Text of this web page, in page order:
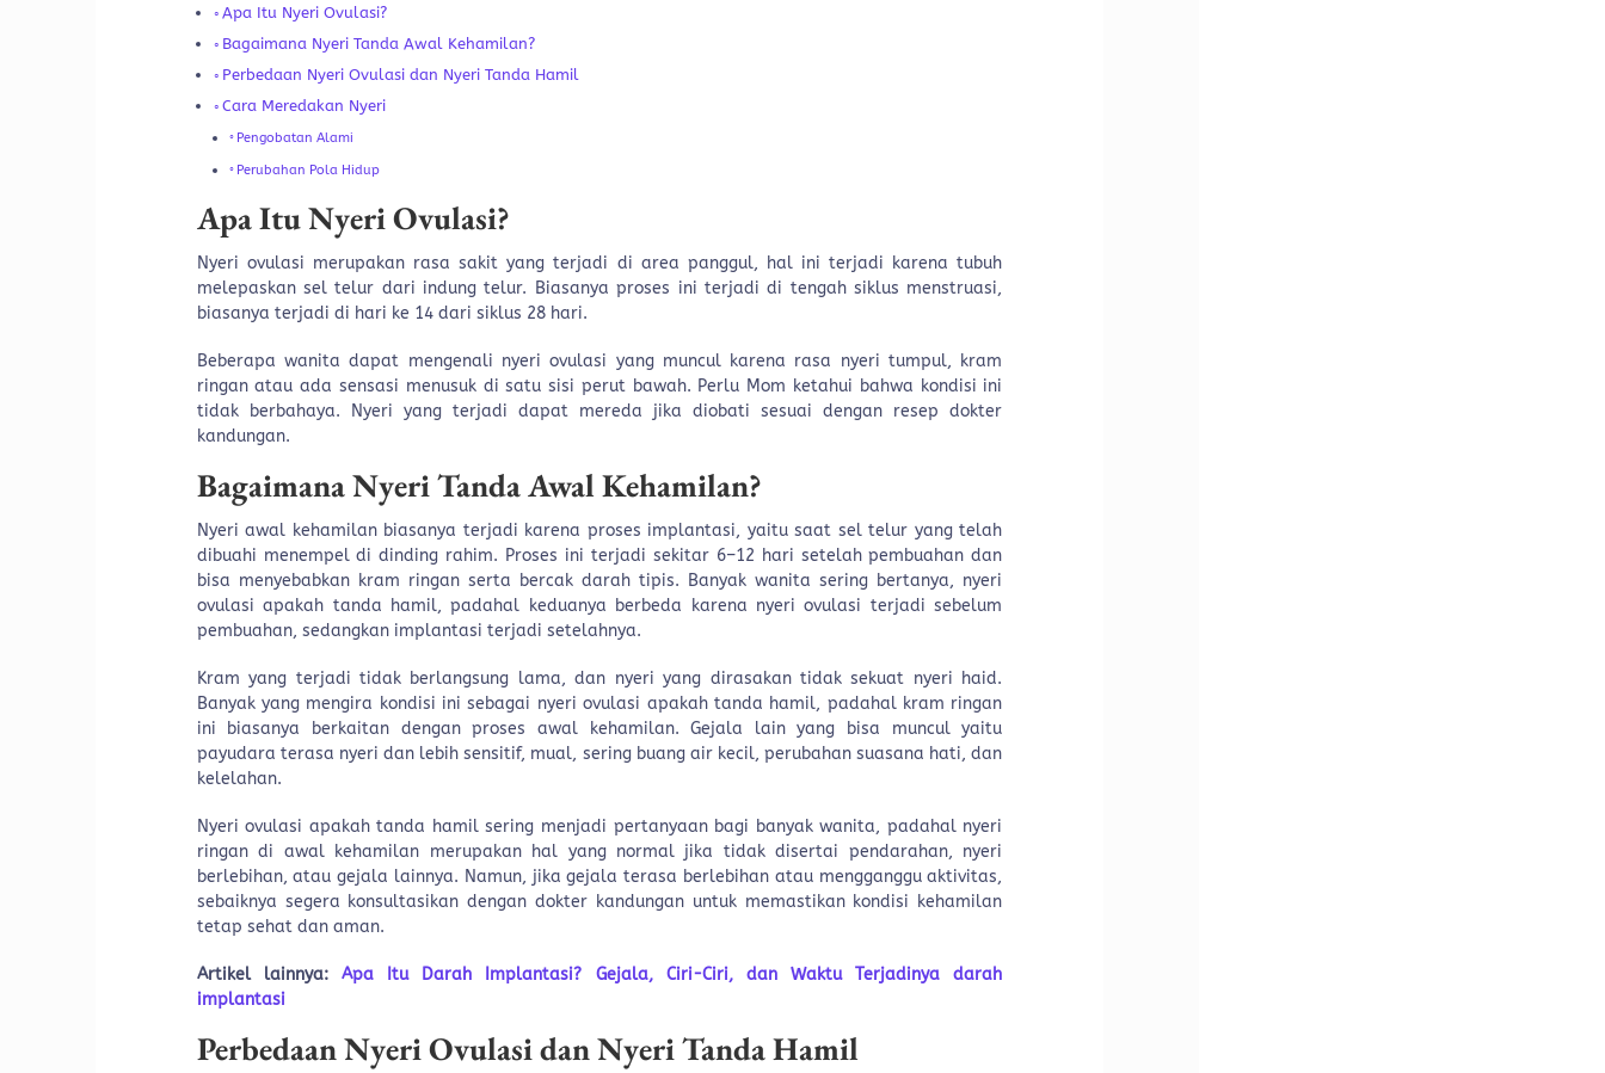
Apa Itu Nyeri Ovulasi?
Bagaimana Nyeri Tanda Awal Kehamilan?
Perbedaan Nyeri Ovulasi dan Nyeri Tanda Hamil
Cara Meredakan Nyeri
Pengobatan Alami
Perubahan Pola Hidup
Apa Itu Nyeri Ovulasi?
Nyeri ovulasi merupakan rasa sakit yang terjadi di area panggul, hal ini terjadi karena tubuh
melepaskan sel telur dari indung telur. Biasanya proses ini terjadi di tengah siklus menstruasi,
biasanya terjadi di hari ke 14 dari siklus 28 hari.
Beberapa wanita dapat mengenali nyeri ovulasi yang muncul karena rasa nyeri tumpul, kram
ringan atau ada sensasi menusuk di satu sisi perut bawah. Perlu Mom ketahui bahwa kondisi ini
tidak berbahaya. Nyeri yang terjadi dapat mereda jika diobati sesuai dengan resep dokter
kandungan.
Bagaimana Nyeri Tanda Awal Kehamilan?
Nyeri awal kehamilan biasanya terjadi karena proses implantasi, yaitu saat sel telur yang telah
dibuahi menempel di dinding rahim. Proses ini terjadi sekitar 6–12 hari setelah pembuahan dan
bisa menyebabkan kram ringan serta bercak darah tipis. Banyak wanita sering bertanya, nyeri
ovulasi apakah tanda hamil, padahal keduanya berbeda karena nyeri ovulasi terjadi sebelum
pembuahan, sedangkan implantasi terjadi setelahnya.
Kram yang terjadi tidak berlangsung lama, dan nyeri yang dirasakan tidak sekuat nyeri haid.
Banyak yang mengira kondisi ini sebagai nyeri ovulasi apakah tanda hamil, padahal kram ringan
ini biasanya berkaitan dengan proses awal kehamilan. Gejala lain yang bisa muncul yaitu
payudara terasa nyeri dan lebih sensitif, mual, sering buang air kecil, perubahan suasana hati, dan
kelelahan.
Nyeri ovulasi apakah tanda hamil sering menjadi pertanyaan bagi banyak wanita, padahal nyeri
ringan di awal kehamilan merupakan hal yang normal jika tidak disertai pendarahan, nyeri
berlebihan, atau gejala lainnya. Namun, jika gejala terasa berlebihan atau mengganggu aktivitas,
sebaiknya segera konsultasikan dengan dokter kandungan untuk memastikan kondisi kehamilan
tetap sehat dan aman.
Artikel lainnya: Apa Itu Darah Implantasi? Gejala, Ciri-Ciri, dan Waktu Terjadinya darah
implantasi
Perbedaan Nyeri Ovulasi dan Nyeri Tanda Hamil